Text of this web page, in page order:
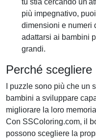
tu stia cercando
più impegnativo,
dimensioni e numeri
adattarsi ai bambini
grandi.
Perché scegliere
I puzzle sono più che un
bambini a sviluppare
migliorare la loro
Con SSColoring.com, il
possono scegliere la